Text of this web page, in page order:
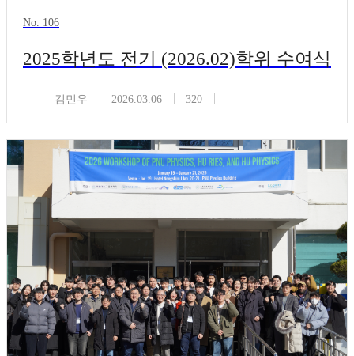
No. 106
2025학년도 전기 (2026.02)학위 수여식
김민우 2026.03.06 320